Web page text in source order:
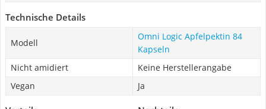
Technische Details
Modell
Omni Logic Apfelpektin 84
Kapseln
Nicht amidiert
Keine Herstellerangabe
Vegan
Ja